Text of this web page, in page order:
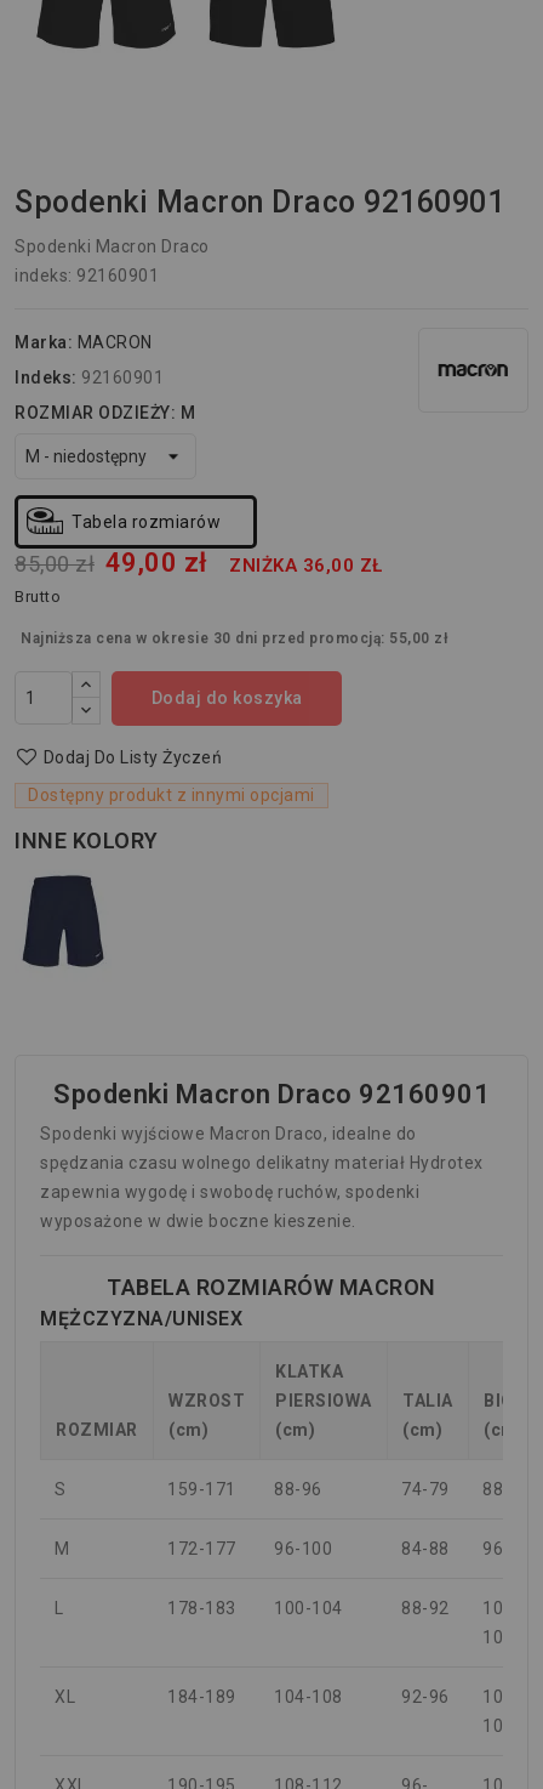
Spodenki Macron Draco 92160901
Spodenki Macron Draco
indeks: 92160901
Marka: MACRON
Indeks: 92160901
ROZMIAR ODZIEŻY: M
Tabela rozmiarów
85,00 zł 49,00 zł ZNIŻKA 36,00 ZŁ
Brutto
Najniższa cena w okresie 30 dni przed promocją: 55,00 zł
Dodaj do koszyka
Dodaj Do Listy Życzeń
Dostępny produkt z innymi opcjami
INNE KOLORY
Spodenki Macron Draco 92160901
Spodenki wyjściowe Macron Draco, idealne do
spędzania czasu wolnego delikatny materiał Hydrotex
zapewnia wygodę i swobodę ruchów, spodenki
wyposażone w dwie boczne kieszenie.
TABELA ROZMIARÓW MACRON
MĘŻCZYZNA/UNISEX
ROZMIAR
WZROST
(cm)
KLATKA
PIERSIOWA
(cm)
TALIA
(cm)
(cm)
S 159-171 88-96 74-79 88-94
M 172-177 96-100 84-88 96-100
178-183 100-104 88-92
100-
104
XL 184-189 104-108 92-96
104-
108